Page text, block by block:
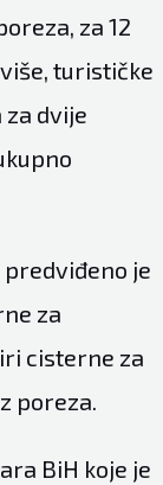
za 12
turističke
za dvije
je
za
cisterne za
poreza.
BiH koje je